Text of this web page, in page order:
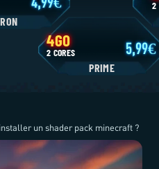
IRON
un shader pack minecraft ?